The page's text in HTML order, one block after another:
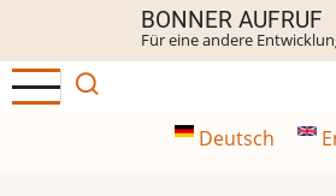
Inhalt
BONNER AUFRUF
Für eine andere
Deutsch